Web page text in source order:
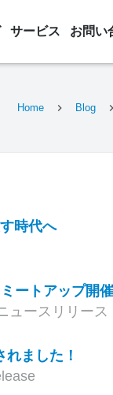
サービス お問い
Home Blog
時代へ
ートアップ開催
ュースリリース
ました！